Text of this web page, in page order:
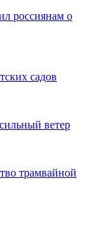
россиянам о
садов
ветер
трамвайной